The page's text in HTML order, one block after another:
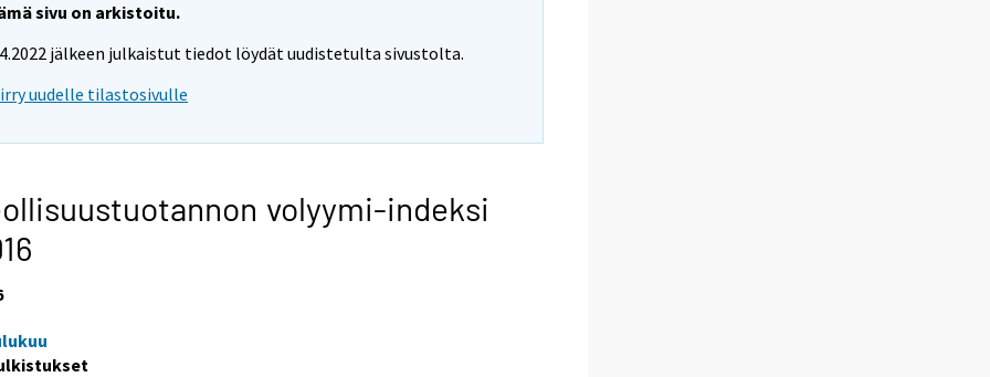
sivu on arkistoitu.
jälkeen julkaistut tiedot löydät uudistetulta sivustolta.
uudelle tilastosivulle
volyymi-indeksi